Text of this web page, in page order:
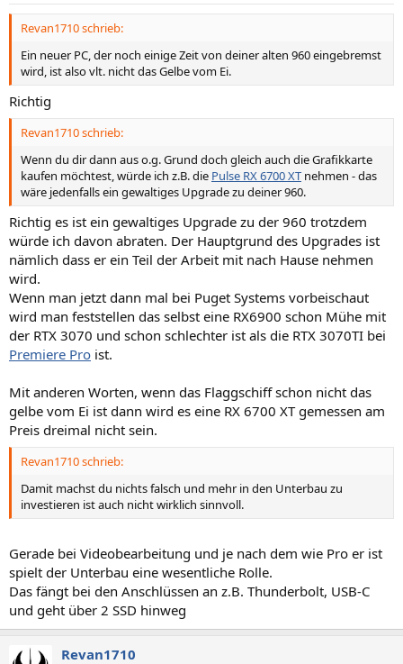
Revan1710 schrieb:
Ein neuer PC, der noch einige Zeit von deiner alten 960 eingebremst
wird, ist also vlt. nicht das Gelbe vom Ei.
Richtig
Revan1710 schrieb:
Wenn du dir dann aus o.g. Grund doch gleich auch die Grafikkarte
kaufen möchtest, würde ich z.B. die Pulse RX 6700 XT nehmen - das
wäre jedenfalls ein gewaltiges Upgrade zu deiner 960.
Richtig es ist ein gewaltiges Upgrade zu der 960 trotzdem
würde ich davon abraten. Der Hauptgrund des Upgrades ist
nämlich dass er ein Teil der Arbeit mit nach Hause nehmen
wird.
Wenn man jetzt dann mal bei Puget Systems vorbeischaut
wird man feststellen das selbst eine RX6900 schon Mühe mit
der RTX 3070 und schon schlechter ist als die RTX 3070TI bei
Premiere Pro ist.
Mit anderen Worten, wenn das Flaggschiff schon nicht das
gelbe vom Ei ist dann wird es eine RX 6700 XT gemessen am
Preis dreimal nicht sein.
Revan1710 schrieb:
Damit machst du nichts falsch und mehr in den Unterbau zu
investieren ist auch nicht wirklich sinnvoll.
Gerade bei Videobearbeitung und je nach dem wie Pro er ist
spielt der Unterbau eine wesentliche Rolle.
Das fängt bei den Anschlüssen an z.B. Thunderbolt, USB-C
und geht über 2 SSD hinweg
Revan1710